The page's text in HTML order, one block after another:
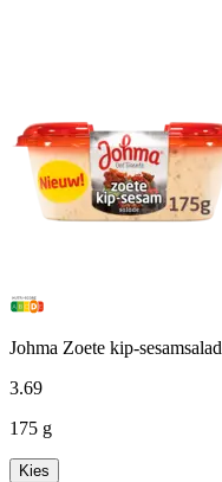
Johma Zoete kip-
3.69
175 g
Kies